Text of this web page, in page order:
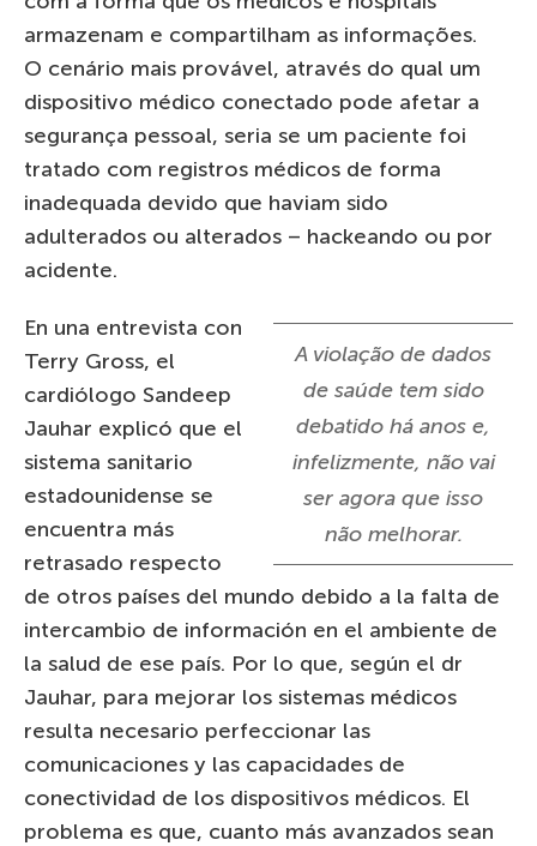
armazenam e compartilham as informações.
O cenário mais provável, através do qual um
dispositivo médico conectado pode afetar a
segurança pessoal, seria se um paciente foi
tratado com registros médicos de forma
inadequada devido que haviam sido
adulterados ou alterados – hackeando ou por
acidente.
A violação de dados
de saúde tem sido
debatido há anos e,
infelizmente, não vai
ser agora que isso
não melhorar.
En una entrevista con
Terry Gross, el
cardiólogo Sandeep
Jauhar explicó que el
sistema sanitario
estadounidense se
encuentra más
retrasado respecto
de otros países del mundo debido a la falta de
intercambio de información en el ambiente de
la salud de ese país. Por lo que, según el dr
Jauhar, para mejorar los sistemas médicos
resulta necesario perfeccionar las
comunicaciones y las capacidades de
conectividad de los dispositivos médicos. El
problema es que, cuanto más avanzados sean